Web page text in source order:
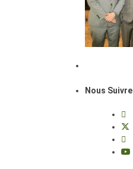
Nous Suivre